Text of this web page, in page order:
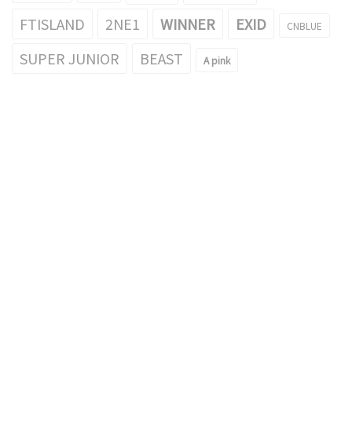
FTISLAND
2NE1 WINNER EXID CNBLUE
SUPER JUNIOR BEAST A pink